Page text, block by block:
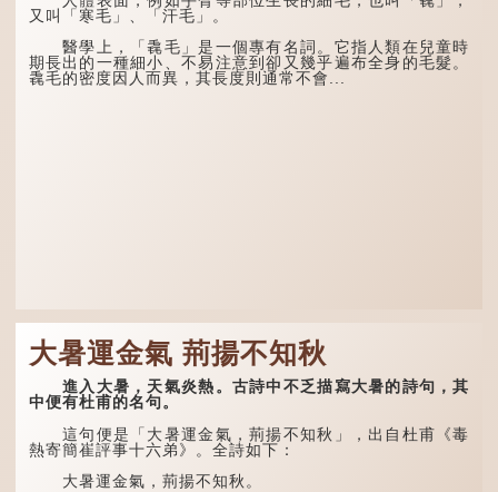
又叫「寒毛」、「汗毛」。
醫學上，「毳毛」是一個專有名詞。它指人類在兒童時
期長出的一種細小、不易注意到卻又幾乎遍布全身的毛髮。
毳毛的密度因人而異，其長度則通常不會...
大暑運金氣 荊揚不知秋
進入大暑，天氣炎熱。古詩中不乏描寫大暑的詩句，其
中便有杜甫的名句。
這句便是「大暑運金氣，荊揚不知秋」，出自杜甫《毒
熱寄簡崔評事十六弟》。全詩如下：
大暑運金氣，荊揚不知秋。